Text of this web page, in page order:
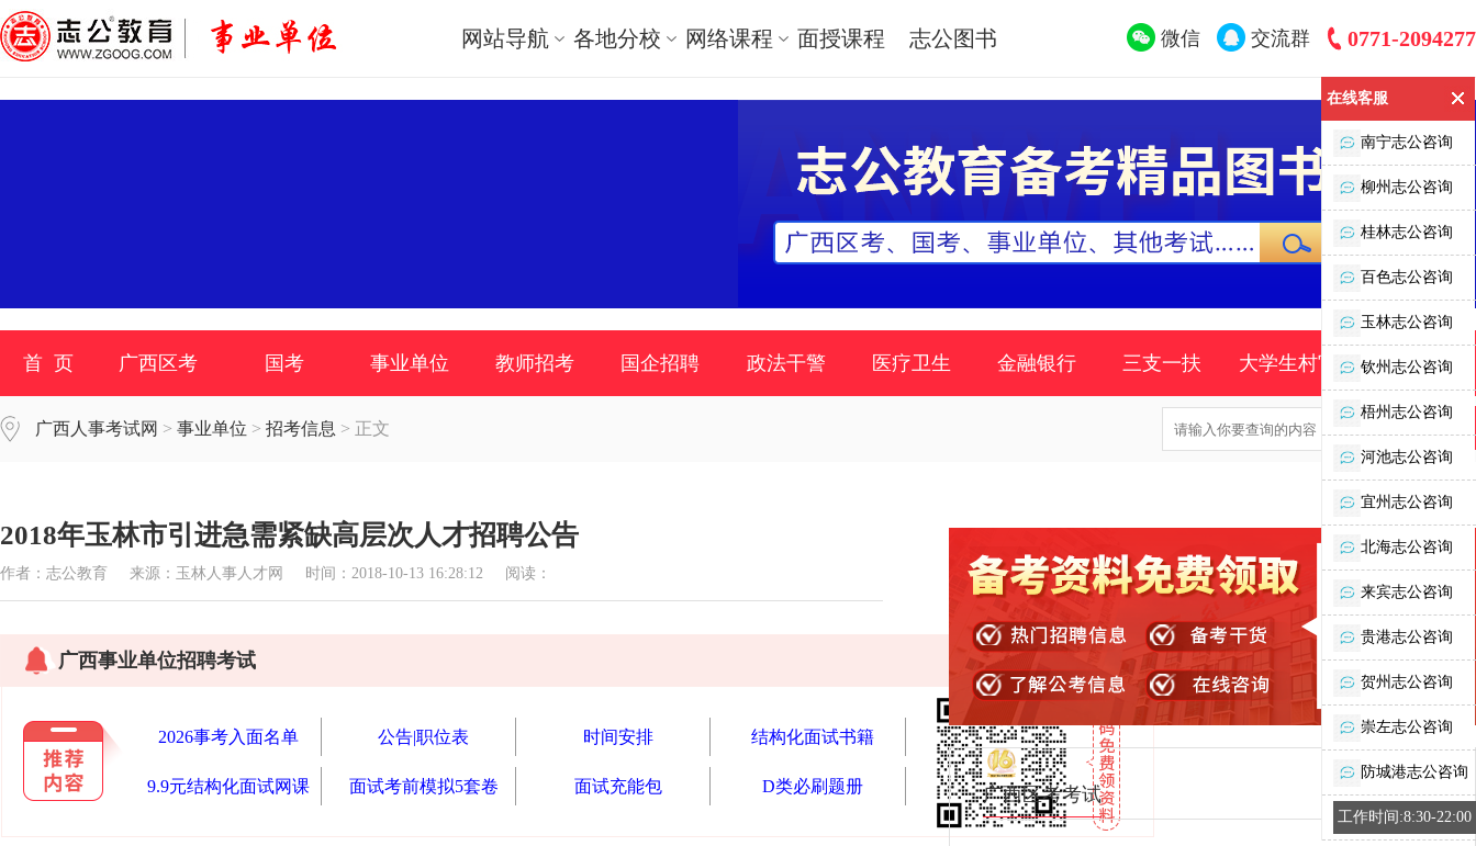
网站导航 各地分校 网络课程 面授课程 志公图书 微信 交流群 0771-2094277
首 页 广西区考 国考 事业单位 教师招考 国企招聘 政法干警 医疗卫生 金融银行 三支一扶 大学生村官 时事政策
广西人事考试网 > 事业单位 > 招考信息 > 正文
2018年玉林市引进急需紧缺高层次人才招聘公告
作者：志公教育 来源：玉林人事人才网 时间：2018-10-13 16:28:12 阅读：
广西事业单位招聘考试
2026事考入面名单 公告|职位表 时间安排 结构化面试书籍
9.9元结构化面试网课 面试考前模拟5套卷 面试充能包 D类必刷题册 广西区考考试
在线客服
南宁志公咨询
柳州志公咨询
桂林志公咨询
百色志公咨询
玉林志公咨询
钦州志公咨询
梧州志公咨询
河池志公咨询
宜州志公咨询
北海志公咨询
来宾志公咨询
贵港志公咨询
贺州志公咨询
崇左志公咨询
防城港志公咨询
工作时间:8:30-22:00